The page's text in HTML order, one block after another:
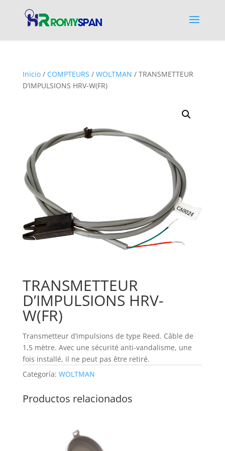
Inicio/ COMPTEURS / WOLTMAN / TRANSMETTEUR
D’IMPULSIONS HRV-W(FR)
TRANSMETTEUR
D’IMPULSIONS HRV-
W(FR)
Transmetteur d’impulsions de type Reed. Câble de
1,5 mètre. Avec une sécurité anti-vandalisme, une
fois installé, il ne peut pas être retiré.
Categoría: WOLTMAN
Productos relacionados